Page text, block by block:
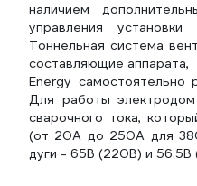
наличием
управления
Тоннельная система
составляющие аппарата,
Energy
Для работы электродом
сварочного тока,
(от 20А до 250А для
дуги - 65В (220В) и 56.5В